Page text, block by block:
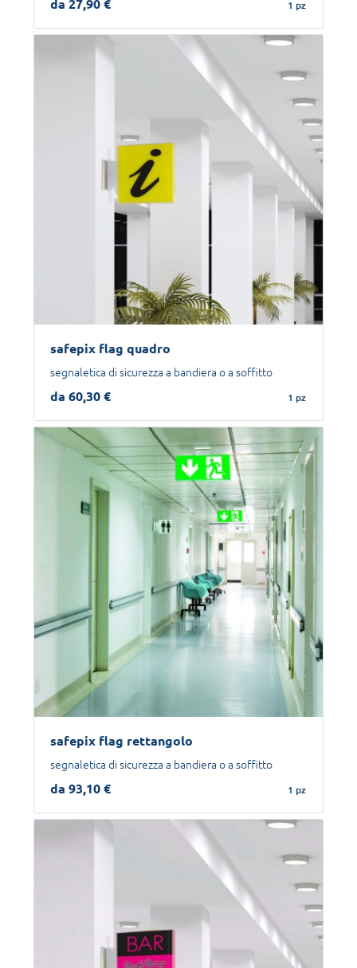
da 27,90 € 1 pz
safepix flag quadro
segnaletica di sicurezza a bandiera o a soffitto
da 60,30 € 1 pz
safepix flag rettangolo
segnaletica di sicurezza a bandiera o a soffitto
da 93,10 € 1 pz